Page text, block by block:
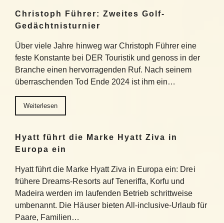
Christoph Führer: Zweites Golf-
Gedächtnisturnier
Über viele Jahre hinweg war Christoph Führer eine
feste Konstante bei DER Touristik und genoss in der
Branche einen hervorragenden Ruf. Nach seinem
überraschenden Tod Ende 2024 ist ihm ein…
Weiterlesen
Hyatt führt die Marke Hyatt Ziva in
Europa ein
Hyatt führt die Marke Hyatt Ziva in Europa ein: Drei
frühere Dreams-Resorts auf Teneriffa, Korfu und
Madeira werden im laufenden Betrieb schrittweise
umbenannt. Die Häuser bieten All-inclusive-Urlaub für
Paare, Familien…